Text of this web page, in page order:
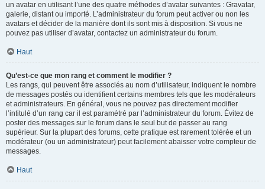
un avatar en utilisant l’une des quatre méthodes d’avatar suivantes : Gravatar,
galerie, distant ou importé. L’administrateur du forum peut activer ou non les
avatars et décider de la manière dont ils sont mis à disposition. Si vous ne
pouvez pas utiliser d’avatar, contactez un administrateur du forum.
Haut
Qu’est-ce que mon rang et comment le modifier ?
Les rangs, qui peuvent être associés au nom d’utilisateur, indiquent le nombre
de messages postés ou identifient certains membres tels que les modérateurs
et administrateurs. En général, vous ne pouvez pas directement modifier
l’intitulé d’un rang car il est paramétré par l’administrateur du forum. Évitez de
poster des messages sur le forum dans le seul but de passer au rang
supérieur. Sur la plupart des forums, cette pratique est rarement tolérée et un
modérateur (ou un administrateur) peut facilement abaisser votre compteur de
messages.
Haut